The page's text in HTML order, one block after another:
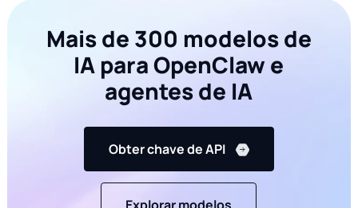
Mais de 300 modelos de
IA para OpenClaw e
agentes de IA
Obter chave de API